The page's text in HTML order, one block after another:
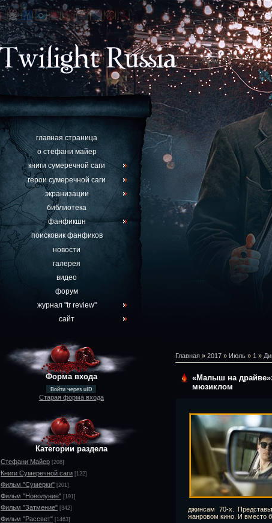
главная страница
о стефани майер
книги сумеречной саги
герои сумеречной саги
экранизации
библиотека
фанфикшн
поисковик фанфиков
новости
галерея
видео
форум
журнал "tr review"
сайт
Форма входа
Войти через uID
Старая форма входа
Категории раздела
Стефани Майер [208]
Книги Сумеречной саги [122]
Фильм "Сумерки" [201]
Фильм "Новолуние" [191]
Фильм "Затмение" [342]
Фильм "Рассвет" [1463]
Главная » 2017 » Июль » 1 »
«Малыш на
мюзиклом
джинсам 70-х.
жанровом кино. И вместо